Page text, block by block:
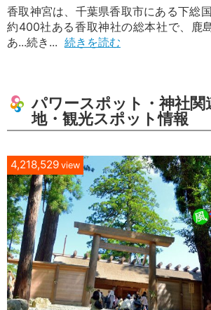
香取神宮は、千葉県香取市にある下総
約400社ある香取神社の総本社で、鹿
あ...続き... 続きを読む
パワースポット・神社関
地・観光スポット情報
4,218,529 view